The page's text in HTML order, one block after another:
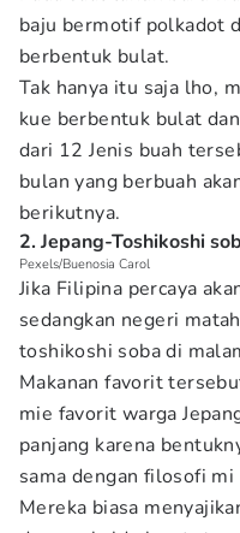
baju bermotif polkadot
berbentuk bulat.
Tak hanya itu saja lho,
kue berbentuk bulat
dari 12 Jenis buah
bulan yang berbuah
berikutnya.
2. Jepang-Toshikoshi
Pexels/Buenosia Carol
Jika Filipina percaya
sedangkan negeri
toshikoshi soba di
Makanan favorit
mie favorit warga
panjang karena
sama dengan filosofi
Mereka biasa